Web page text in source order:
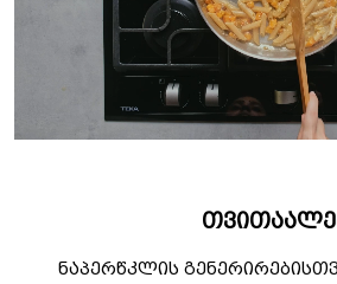
ნაპერწკლის